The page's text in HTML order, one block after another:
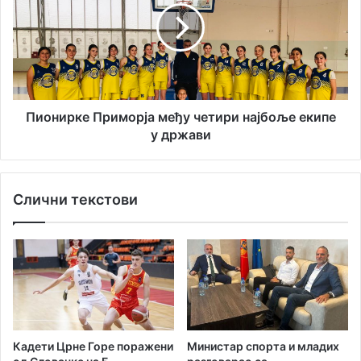
у
р
а
н
т
и
а
и
п
в
р
в
н
и
р
е
П
ј
е
ђ
у
е
и
Пионирке Приморја међу четири најбоље екипе
у држави
Слични текстови
Кадети Црне Горе поражени
Министар спорта и младих